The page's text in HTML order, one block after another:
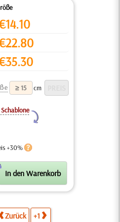
14.10
22.80
35.30
cm
Y
+30%
Zurück +1